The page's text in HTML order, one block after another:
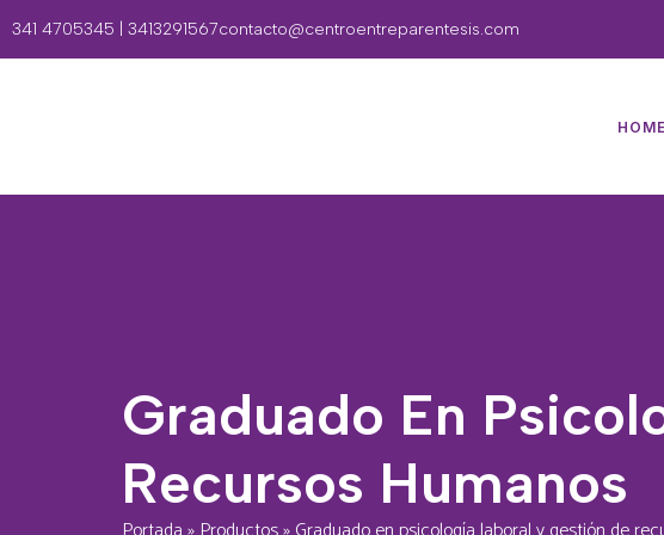
341 4705345 | 3413291567contacto@centroentreparentesis.com
HOME
Graduado En
Recursos Humanos